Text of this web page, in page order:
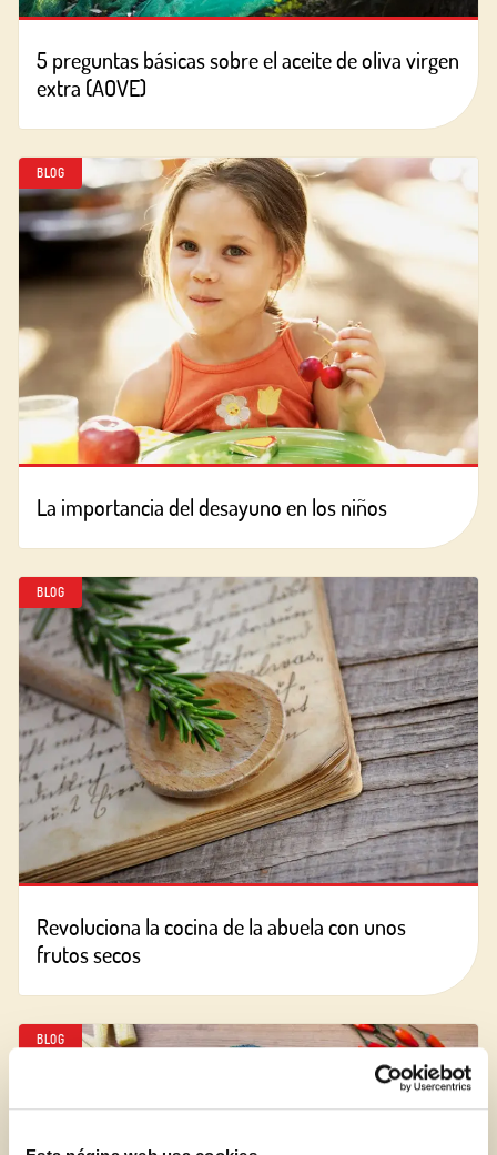
5 preguntas básicas sobre el aceite de oliva virgen
extra (AOVE)
BLOG
La importancia del desayuno en los niños
BLOG
Revoluciona la cocina de la abuela con unos
frutos secos
BLOG